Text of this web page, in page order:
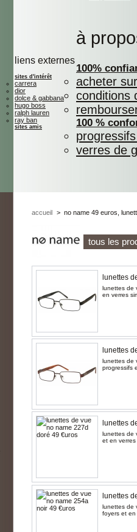
liens externes
sites d'intérêt
carrera
dior
dolce & gabbana
hugo boss
ralph lauren
ray ban
sites amis
à
100%
acheter
conditions
100 %
verres de
accueil > no name 49 euros,
tous les
lunettes
lunettes de
en verres
lunettes
lunettes de
progressifs
lunettes
lunettes de
et en verres
lunettes
lunettes de
foyers et en